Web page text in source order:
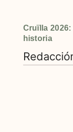
Cruïlla
historia